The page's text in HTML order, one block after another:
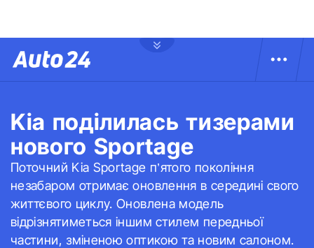
Kia поділилась тизерами
нового Sportage
Поточний Kia Sportage п’ятого покоління
незабаром отримає оновлення в середині свого
життєвого циклу. Оновлена модель
відрізнятиметься іншим стилем передньої
частини, зміненою оптикою та новим салоном.